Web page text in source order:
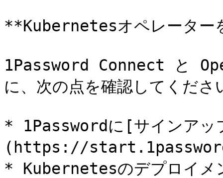
**Kubernetesオペレーター
1Password Connect と
に、次の点を確認してくださ
* 1Passwordに[サインアッ
(https://
* Kubernetesのデプロイメ